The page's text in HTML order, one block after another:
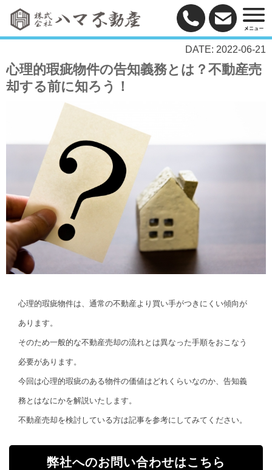
DATE: 2022-06-21
心理的瑕疵物件の告知義務とは？不動産売
却する前に知ろう！
心理的瑕疵物件は、通常の不動産より買い手がつきにくい傾向が
あります。
そのため一般的な不動産売却の流れとは異なった手順をおこなう
必要があります。
今回は心理的瑕疵のある物件の価値はどれくらいなのか、告知義
務とはなにかを解説いたします。
不動産売却を検討している方は記事を参考にしてみてください。
弊社へのお問い合わせはこちら